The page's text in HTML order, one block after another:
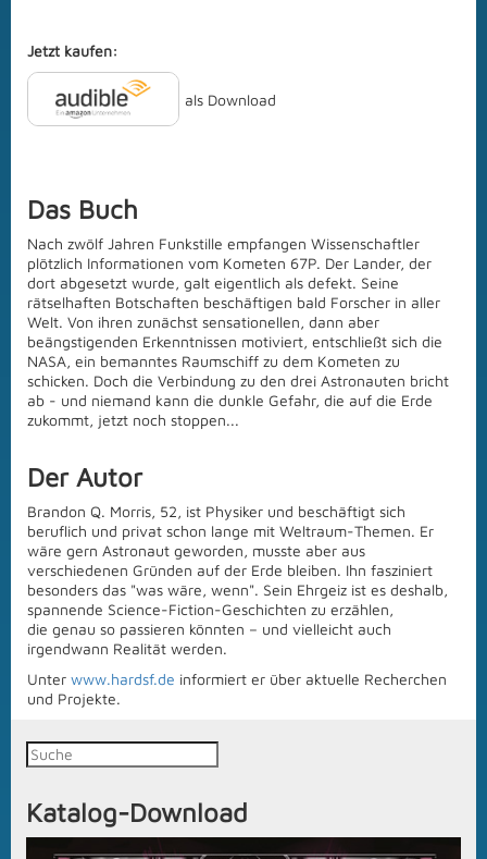
Jetzt kaufen:
als Download
Das Buch
Nach zwölf Jahren Funkstille empfangen Wissenschaftler
plötzlich Informationen vom Kometen 67P. Der Lander, der
dort abgesetzt wurde, galt eigentlich als defekt. Seine
rätselhaften Botschaften beschäftigen bald Forscher in aller
Welt. Von ihren zunächst sensationellen, dann aber
beängstigenden Erkenntnissen motiviert, entschließt sich die
NASA, ein bemanntes Raumschiff zu dem Kometen zu
schicken. Doch die Verbindung zu den drei Astronauten bricht
ab - und niemand kann die dunkle Gefahr, die auf die Erde
zukommt, jetzt noch stoppen...
Der Autor
Brandon Q. Morris, 52, ist Physiker und beschäftigt sich
beruflich und privat schon lange mit Weltraum-Themen. Er
wäre gern Astronaut geworden, musste aber aus
verschiedenen Gründen auf der Erde bleiben. Ihn fasziniert
besonders das "was wäre, wenn". Sein Ehrgeiz ist es deshalb,
spannende Science-Fiction-Geschichten zu erzählen,
die genau so passieren könnten – und vielleicht auch
irgendwann Realität werden.
Unter www.hardsf.de informiert er über aktuelle Recherchen
und Projekte.
Katalog-Download